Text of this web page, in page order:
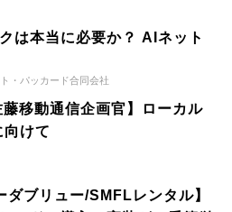
は本当に必要か？ AIネット
・パッカード合同会社
藤移動通信企画官】ローカル
けて
ダブリュー/SMFLレンタル】